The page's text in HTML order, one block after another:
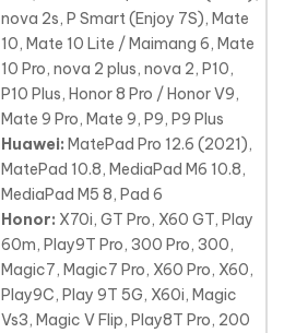
nova 2s, P Smart (Enjoy 7S), Mate
10, Mate 10 Lite / Maimang 6, Mate
10 Pro, nova 2 plus, nova 2, P10,
P10 Plus, Honor 8 Pro / Honor V9,
Mate 9 Pro, Mate 9, P9, P9 Plus
Huawei: MatePad Pro 12.6 (2021),
MatePad 10.8, MediaPad M6 10.8,
MediaPad M5 8, Pad 6
Honor: X70i, GT Pro, X60 GT, Play
60m, Play9T Pro, 300 Pro, 300,
Magic7, Magic7 Pro, X60 Pro, X60,
Play9C, Play 9T 5G, X60i, Magic
Vs3, Magic V Flip, Play8T Pro, 200